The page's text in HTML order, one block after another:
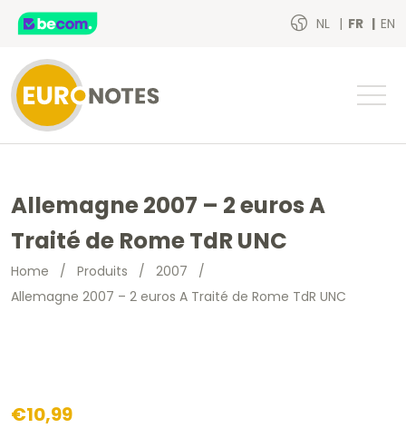
NL FR EN
Allemagne 2007 – 2 euros A
Traité de Rome TdR UNC
Home / Produits / 2007 /
Allemagne 2007 – 2 euros A Traité de Rome TdR UNC
€10,99